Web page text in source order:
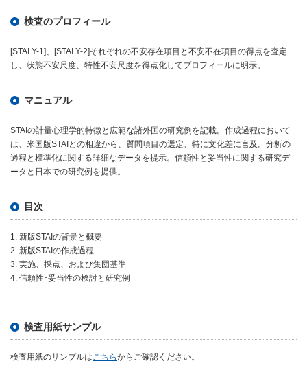
検査のプロフィール
[STAI Y-1]、[STAI Y-2]それぞれの不安存在項目と不安不在項目の得点を査定
し、状態不安尺度、特性不安尺度を得点化してプロフィールに明示。
マニュアル
STAIの計量心理学的特徴と広範な諸外国の研究例を記載。作成過程において
は、米国版STAIとの相違から、質問項目の選定、特に文化差に言及。分析の
過程と標準化に関する詳細なデータを提示。信頼性と妥当性に関する研究デ
ータと日本での研究例を提供。
目次
1. 新版STAIの背景と概要
2. 新版STAIの作成過程
3. 実施、採点、および集団基準
4. 信頼性･妥当性の検討と研究例
検査用紙サンプル
検査用紙のサンプルはこちらからご確認ください。